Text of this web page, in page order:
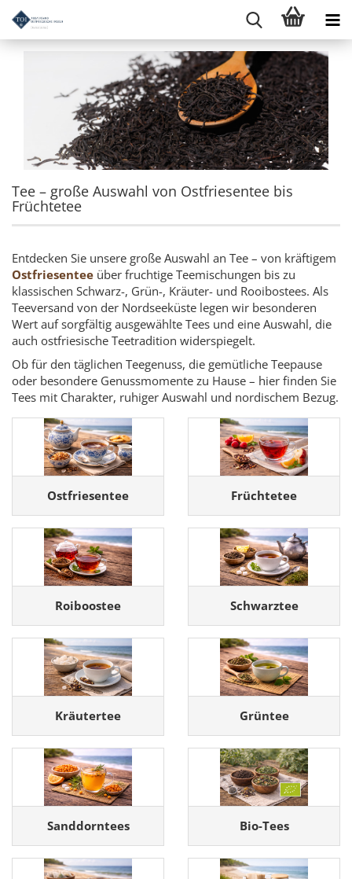
Tee – große Auswahl von Ostfriesentee bis
Früchtetee
Entdecken Sie unsere große Auswahl an Tee – von kräftigem
Ostfriesentee über fruchtige Teemischungen bis zu
klassischen Schwarz-, Grün-, Kräuter- und Rooibostees. Als
Teeversand von der Nordseeküste legen wir besonderen
Wert auf sorgfältig ausgewählte Tees und eine Auswahl, die
auch ostfriesische Teetradition widerspiegelt.
Ob für den täglichen Teegenuss, die gemütliche Teepause
oder besondere Genussmomente zu Hause – hier finden Sie
Tees mit Charakter, ruhiger Auswahl und nordischem Bezug.
Ostfriesentee Früchtetee
Roiboostee Schwarztee
Kräutertee Grüntee
Sanddorntees Bio-Tees